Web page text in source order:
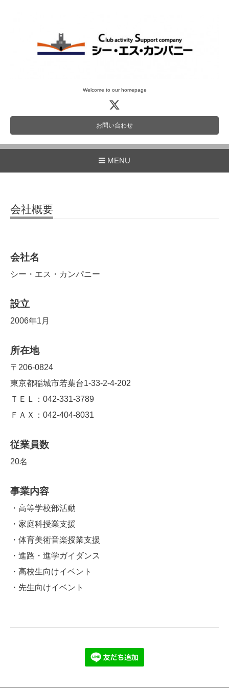
Welcome to our homepage
お問い合わせ
MENU
会社概要
会社名
シー・エス・カンパニー
設立
2006年1月
所在地
〒206-0824
東京都稲城市若葉台1-33-2-4-202
ＴＥＬ：042-331-3789
ＦＡＸ：042-404-8031
従業員数
20名
事業内容
・高等学校部活動
・家庭科授業支援
・体育美術音楽授業支援
・進路・進学ガイダンス
・高校生向けイベント
・先生向けイベント